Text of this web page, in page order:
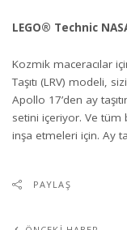
LEGO® Technic
Kozmik maceracılar
Taşıtı (LRV) modeli,
Apollo 17’den ay
setini içeriyor. Ve
inşa etmeleri için. Ay
PAYLAŞ